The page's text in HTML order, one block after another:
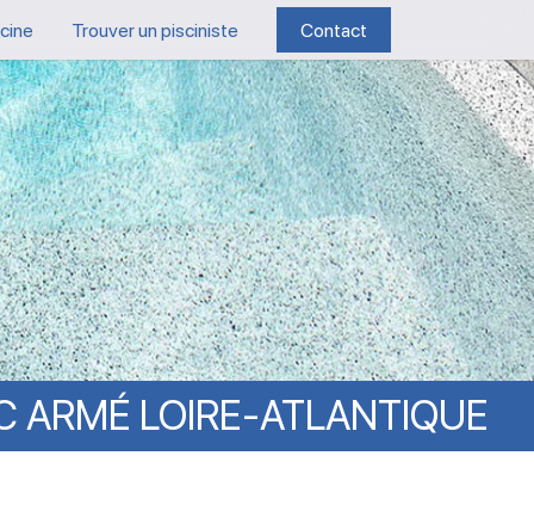
Trouver un pisciniste Contact
ARMÉ LOIRE-ATLANTIQUE